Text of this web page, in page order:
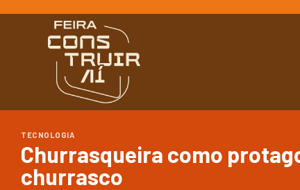
TECNOLOGIA
Churrasqueira como
churrasco